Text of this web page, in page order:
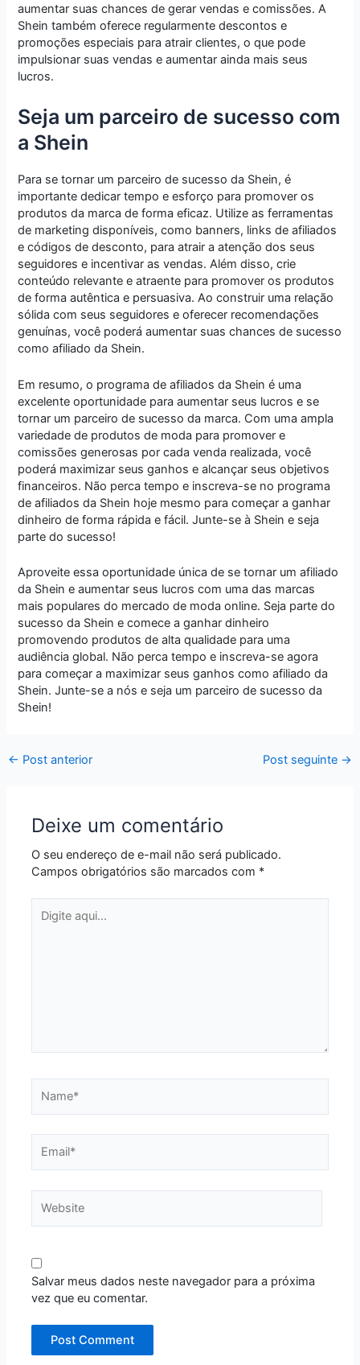
aumentar suas chances de gerar vendas e comissões. A
Shein também oferece regularmente descontos e
promoções especiais para atrair clientes, o que pode
impulsionar suas vendas e aumentar ainda mais seus
lucros.
Seja um parceiro de sucesso com
a Shein
Para se tornar um parceiro de sucesso da Shein, é
importante dedicar tempo e esforço para promover os
produtos da marca de forma eficaz. Utilize as ferramentas
de marketing disponíveis, como banners, links de afiliados
e códigos de desconto, para atrair a atenção dos seus
seguidores e incentivar as vendas. Além disso, crie
conteúdo relevante e atraente para promover os produtos
de forma autêntica e persuasiva. Ao construir uma relação
sólida com seus seguidores e oferecer recomendações
genuínas, você poderá aumentar suas chances de sucesso
como afiliado da Shein.
Em resumo, o programa de afiliados da Shein é uma
excelente oportunidade para aumentar seus lucros e se
tornar um parceiro de sucesso da marca. Com uma ampla
variedade de produtos de moda para promover e
comissões generosas por cada venda realizada, você
poderá maximizar seus ganhos e alcançar seus objetivos
financeiros. Não perca tempo e inscreva-se no programa
de afiliados da Shein hoje mesmo para começar a ganhar
dinheiro de forma rápida e fácil. Junte-se à Shein e seja
parte do sucesso!
Aproveite essa oportunidade única de se tornar um afiliado
da Shein e aumentar seus lucros com uma das marcas
mais populares do mercado de moda online. Seja parte do
sucesso da Shein e comece a ganhar dinheiro
promovendo produtos de alta qualidade para uma
audiência global. Não perca tempo e inscreva-se agora
para começar a maximizar seus ganhos como afiliado da
Shein. Junte-se a nós e seja um parceiro de sucesso da
Shein!
← Post anterior Post seguinte →
Deixe um comentário
O seu endereço de e-mail não será publicado.
Campos obrigatórios são marcados com *
aqui...
Salvar meus dados neste navegador para a próxima
vez que eu comentar.